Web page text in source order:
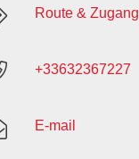
Route & Zugang
+33632367227
E-mail